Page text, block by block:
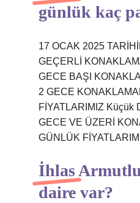
günlük kaç
17 OCAK 2025
GEÇERLİ
GECE BAŞI
2 GECE
FİYATLARIMIZ Küçük
GECE VE ÜZERİ
GÜNLÜK
İhlas
daire var?